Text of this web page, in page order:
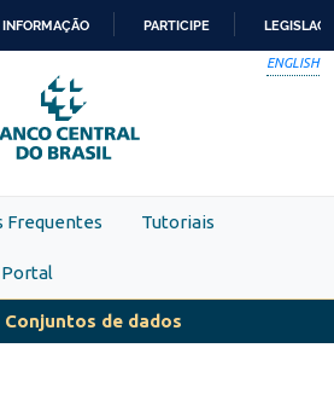
PARA
O
CONTEÚDO
PARTICIPE
ENGLISH
Frequentes Tutoriais
Conjuntos de dados